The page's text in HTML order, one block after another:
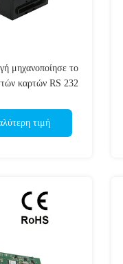
μηχανοποίησε το
καρτών RS 232
τιμή